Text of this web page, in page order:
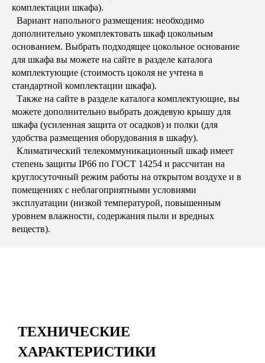
комплектации шкафа).
Вариант напольного размещения: необходимо
дополнительно укомплектовать шкаф цокольным
основанием. Выбрать подходящее цокольное основание
для шкафа вы можете на сайте в разделе каталога
комплектующие (стоимость цоколя не учтена в
стандартной комплектации шкафа).
Также на сайте в разделе каталога комплектующие, вы
можете дополнительно выбрать дождевую крышу для
шкафа (усиленная защита от осадков) и полки (для
удобства размещения оборудования в шкафу).
Климатический телекоммуникационный шкаф имеет
степень защиты IP66 по ГОСТ 14254 и рассчитан на
круглосуточный режим работы на открытом воздухе и в
помещениях с неблагоприятными условиями
эксплуатации (низкой температурой, повышенным
уровнем влажности, содержания пыли и вредных
веществ).
ТЕХНИЧЕСКИЕ
ХАРАКТЕРИСТИКИ